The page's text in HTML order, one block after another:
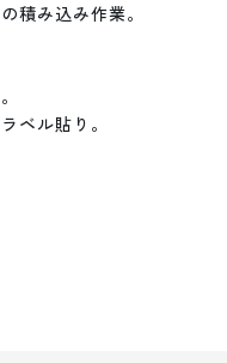
積み込み作業。
ベル貼り。